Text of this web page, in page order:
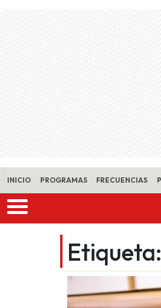
Skip to main content
INICIO PROGRAMAS FRECUENCIAS
Etiqueta: